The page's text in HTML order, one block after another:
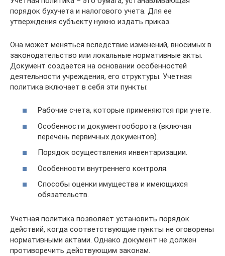
порядок бухучета и налогового учета. Для ее
утверждения субъекту нужно издать приказ.
Она может меняться вследствие изменений, вносимых в
законодательство или локальные нормативные акты.
Документ создается на основании особенностей
деятельности учреждения, его структуры. Учетная
политика включает в себя эти пункты:
Рабочие счета, которые применяются при учете.
Особенности документооборота (включая
перечень первичных документов).
Порядок осуществления инвентаризации.
Особенности внутреннего контроля.
Способы оценки имущества и имеющихся
обязательств.
Учетная политика позволяет установить порядок
действий, когда соответствующие пункты не оговорены
нормативными актами. Однако документ не должен
противоречить действующим законам.